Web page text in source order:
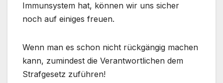
Immunsystem hat, können wir uns sicher
noch auf einiges freuen.
Wenn man es schon nicht rückgängig machen
kann, zumindest die Verantwortlichen dem
Strafgesetz zuführen!